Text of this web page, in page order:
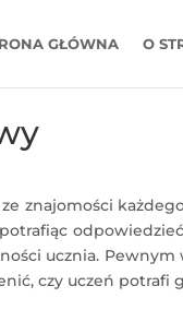
GŁÓWNA O
znajomości
ucznia.
czy uczeń potrafi